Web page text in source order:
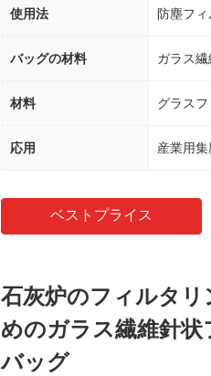
使用法
バッグの材料
材料
応用
ベストプライス
石灰炉のフィルタ
めのガラス繊維針
バッグ